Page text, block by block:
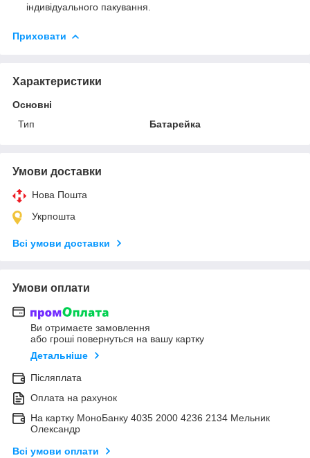
індивідуального пакування.
Приховати
Характеристики
Основні
Тип
Батарейка
Умови доставки
Нова Пошта
Укрпошта
Всі умови доставки
Умови оплати
Ви отримаєте замовлення
або гроші повернуться на вашу картку
Детальніше
Післяплата
Оплата на рахунок
На картку МоноБанку 4035 2000 4236 2134 Мельник
Олександр
Всі умови оплати